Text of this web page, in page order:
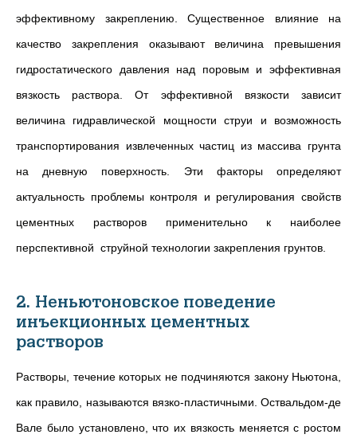
эффективному закреплению. Существенное влияние на
качество закрепления оказывают величина превышения
гидростатического давления над поровым и эффективная
вязкость раствора. От эффективной вязкости зависит
величина гидравлической мощности струи и возможность
транспортирования извлеченных частиц из массива грунта
на дневную поверхность. Эти факторы определяют
актуальность проблемы контроля и регулирования свойств
цементных растворов применительно к наиболее
перспективной струйной технологии закрепления грунтов.
2. Неньютоновское поведение
инъекционных цементных
растворов
Растворы, течение которых не подчиняются закону Ньютона,
как правило, называются вязко-пластичными. Оствальдом-де
Вале было установлено, что их вязкость меняется с ростом